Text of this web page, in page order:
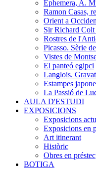
Ephemera, A.
Ramon Casas,
Orient a
Sir Richard
Rostres de
Picasso. Sèrie
Vistes de
El panteó egipci
Langlois.
Estampes
La Passió de
AULA D'ESTUDI
EXPOSICIONS
Exposicions
Exposicions en
Art itinerant
Històric
Obres en préstec
BOTIGA